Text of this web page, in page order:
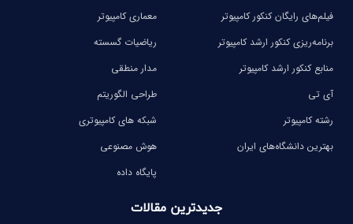
فیلم‌های رایگان کنکور کامپیوتر
برنامه‌ریزی کنکور ارشد کامپیوتر
منابع کنکور ارشد کامپیوتر
آی تی
رشته کامپیوتر
بهترین دانشگاه‌های ایران
معماری کامپیوتر
ریاضیات گسسته
مدار منطقی
طراحی الگوریتم
شبکه های کامپیوتری
هوش مصنوعی
پایگاه داده
جدیدترین مقالات